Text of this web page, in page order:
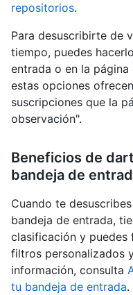
repositorios.
Para desuscribirte de
tiempo, puedes
entrada o en la
estas opciones
suscripciones que la
observación".
Beneficios de
bandeja de
Cuando te
bandeja de entrada,
clasificación y
filtros personalizados
información, consulta
tu bandeja de entrada.